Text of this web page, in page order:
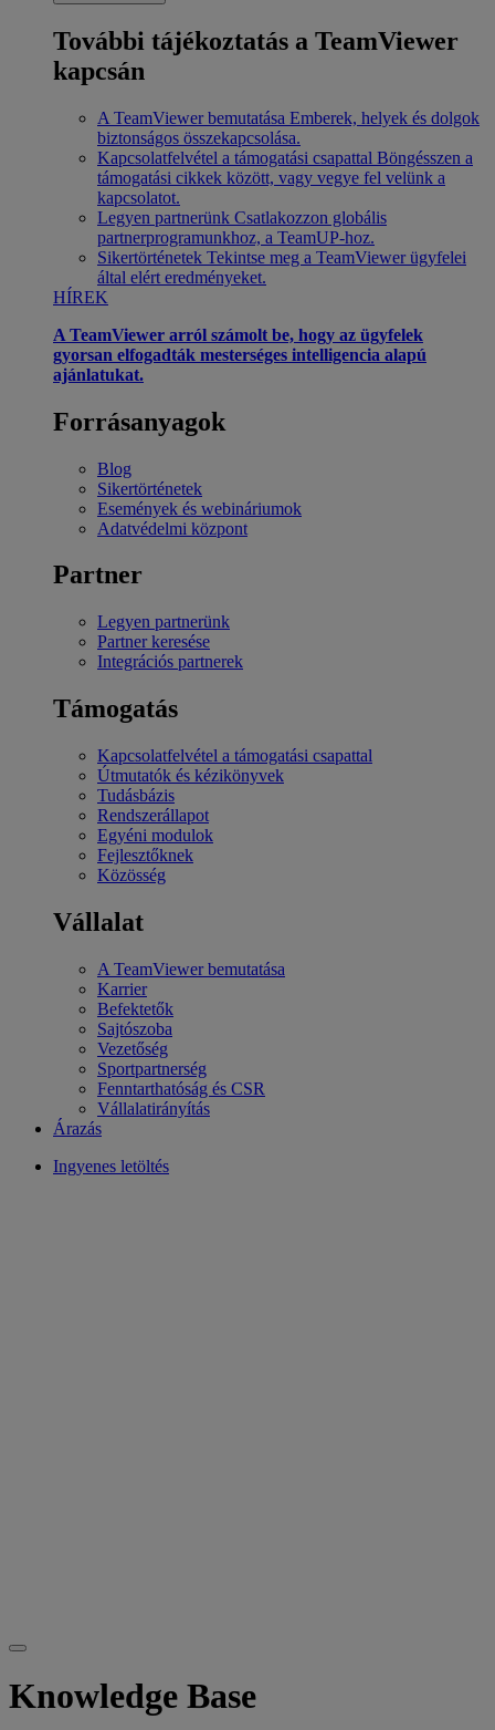
További tájékoztatás a TeamViewer
kapcsán
A TeamViewer bemutatása Emberek, helyek és dolgok
biztonságos összekapcsolása.
Kapcsolatfelvétel a támogatási csapattal Böngésszen a
támogatási cikkek között, vagy vegye fel velünk a
kapcsolatot.
Legyen partnerünk Csatlakozzon globális
partnerprogramunkhoz, a TeamUP-hoz.
Sikertörténetek Tekintse meg a TeamViewer ügyfelei
által elért eredményeket.
HÍREK
A TeamViewer arról számolt be, hogy az ügyfelek
gyorsan elfogadták mesterséges intelligencia alapú
ajánlatukat.
Forrásanyagok
Blog
Sikertörténetek
Események és webináriumok
Adatvédelmi központ
Partner
Legyen partnerünk
Partner keresése
Integrációs partnerek
Támogatás
Kapcsolatfelvétel a támogatási csapattal
Útmutatók és kézikönyvek
Tudásbázis
Rendszerállapot
Egyéni modulok
Fejlesztőknek
Közösség
Vállalat
A TeamViewer bemutatása
Karrier
Befektetők
Sajtószoba
Vezetőség
Sportpartnerség
Fenntarthatóság és CSR
Vállalatirányítás
Árazás
Ingyenes letöltés
Knowledge Base